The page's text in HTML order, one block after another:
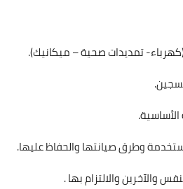
تمديدات صحية – ميكانيك).
الأساسية.
وطرق صيانتها والحفاظ عليها.
والآخرين والالتزام بها .